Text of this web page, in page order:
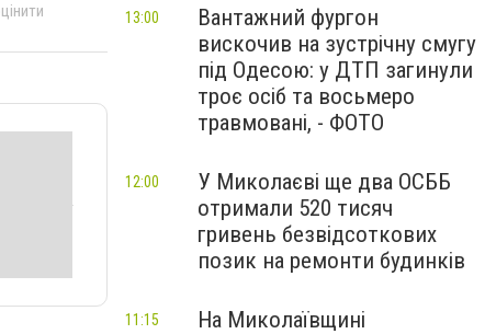
Вантажний фургон
вискочив на зустрічну смугу
під Одесою: у ДТП загинули
троє осіб та восьмеро
травмовані, - ФОТО
13:00
У Миколаєві ще два ОСББ
отримали 520 тисяч
гривень безвідсоткових
позик на ремонти будинків
12:00
На Миколаївщині
11:15